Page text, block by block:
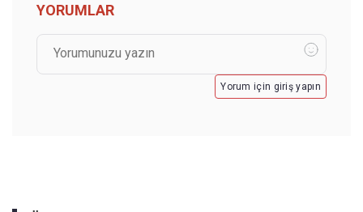
YORUMLAR
Yorum için giriş yapın